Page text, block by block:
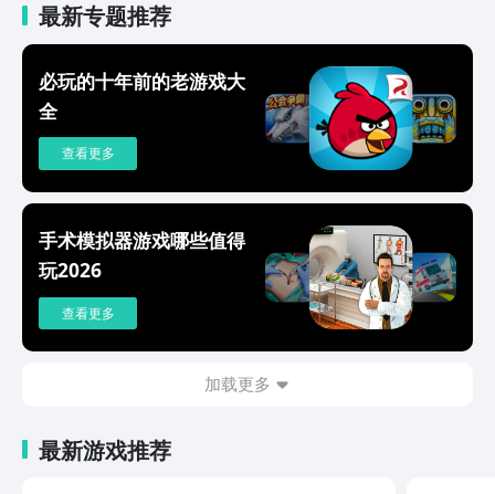
满满。除了咖啡制作以外，游戏最大的亮点之一就是店铺
的管理。作为咖啡馆运营的核心主体，需要对经营中的各
个环节进行系统性整合，以保障业务运作的高效性和稳定
性。随着时间的推移，你会拥有的顾客会越来越多，咖啡
馆也会不断扩大。购买新设备、升级装饰、改进制作流
程，可以提高效率，也可以吸引更多顾客。每一次成功升
级都会给你带来更多的利润，也使咖啡馆的经营越来越得
咖啡》的一个特点。每天都有各种各样的顾客到你咖啡馆
来，每一个顾客都有自己的小故事。与顾客交流不仅可以
获取顾客的需求，还可以从顾客的生活趣事中获得信息。
更重要的是，它们互相影响从而产生新的任务、奖励，让
游戏越发精彩好玩。随着游戏不断的发展，会与其它咖啡
馆竞争者进行交流和沟通，游戏本身也随之变得更为丰富
起来。以上就是可口的咖啡手游下载推荐，不管是喜好咖
啡的玩家，还是玩经营模拟游戏的游戏玩家，在虚拟世界
最新专题推荐
必玩的十年前的老游戏大
全
查看更多
手术模拟器游戏哪些值得
玩2026
查看更多
加载更多
最新游戏推荐